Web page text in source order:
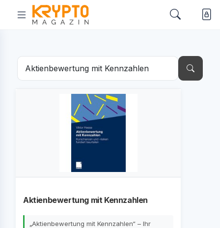
Aktienbewertung mit Kennzahlen
„Aktienbewertung mit Kennzahlen“ – Ihr